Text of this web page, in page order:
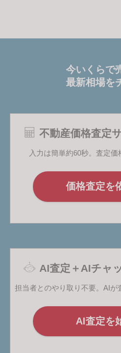
今いくらで
最新相場を
不動産価格査定
入力は簡単約60秒。査定価
価格査定を
AI査定＋AIチャ
担当者とのやり取り不要。AIが
AI査定を